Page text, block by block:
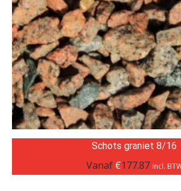
Schots graniet 8/16
Vanaf €177.87 incl.